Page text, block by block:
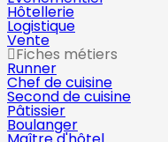
Hôtellerie
Logistique
Vente
Fiches métiers
Runner
Chef de cuisine
Second de cuisine
Pâtissier
Boulanger